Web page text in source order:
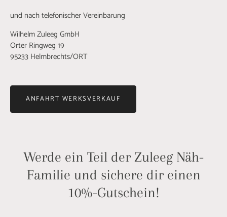
und nach telefonischer Vereinbarung
Wilhelm Zuleeg GmbH
Orter Ringweg 19
95233 Helmbrechts/ORT
ANFAHRT WERKSVERKAUF
Werde ein Teil der Zuleeg Näh-
Familie und sichere dir einen
10%-Gutschein!